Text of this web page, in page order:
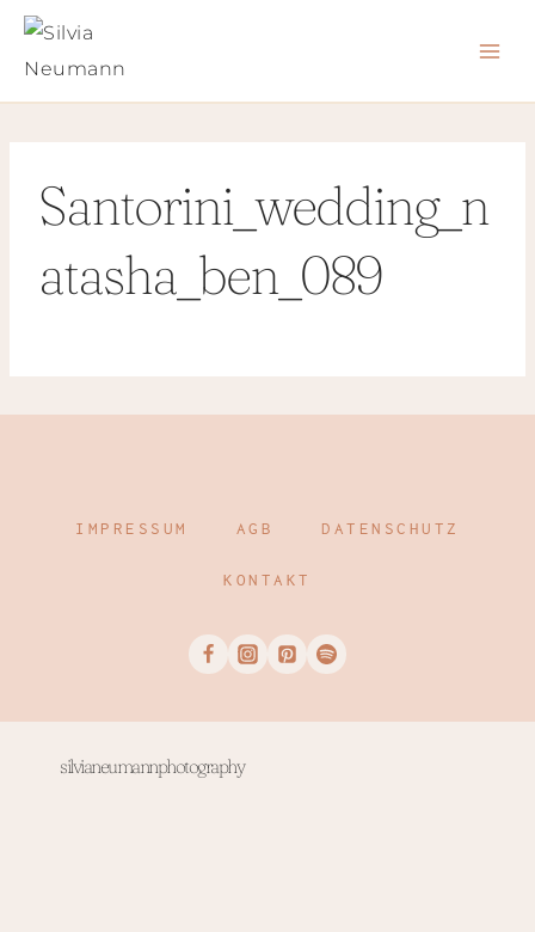
Zum
Santorini_wedding_n
atasha_ben_089
IMPRESSUM AGB DATENSCHUTZ
KONTAKT
silvianeumannphotography